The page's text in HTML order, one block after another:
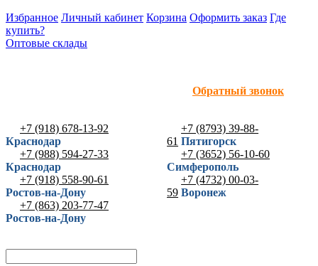
Избранное Личный кабинет Корзина Оформить заказ Где
купить?
Оптовые склады
Обратный звонок
+7 (918) 678-13-92
Краснодар
+7 (988) 594-27-33
Краснодар
+7 (918) 558-90-61
Ростов-на-Дону
+7 (863) 203-77-47
Ростов-на-Дону
+7 (8793) 39-88-
61 Пятигорск
+7 (3652) 56-10-60
Симферополь
+7 (4732) 00-03-
59 Воронеж